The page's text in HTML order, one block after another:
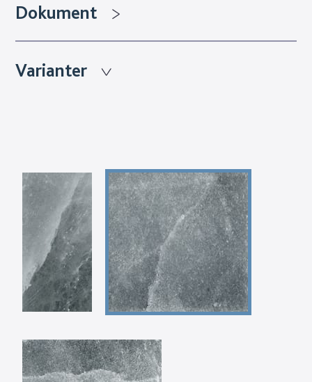
Dokument
Varianter